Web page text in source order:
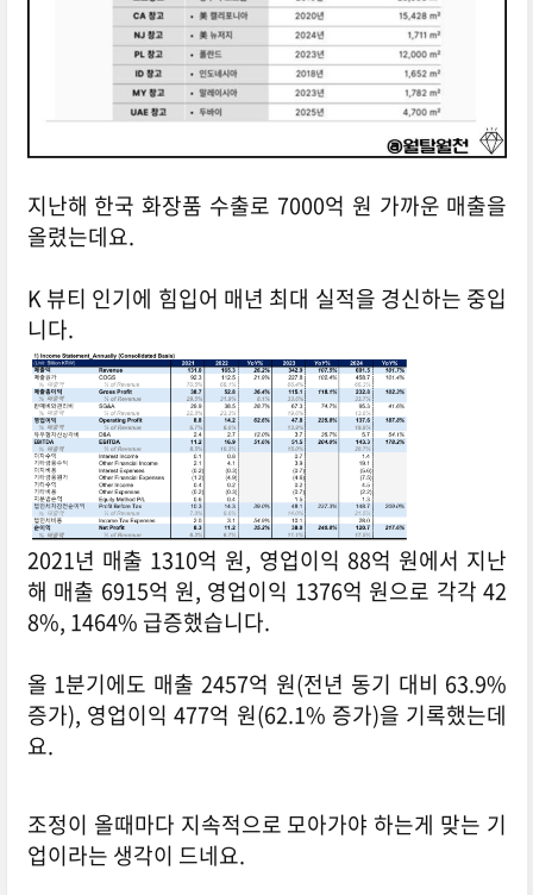
지난해 한국 화장품 수출로 7000억 원 가까운 매출을
올렸는데요.
K 뷰티 인기에 힘입어 매년 최대 실적을 경신하는 중입
니다.
2021년 매출 1310억 원, 영업이익 88억 원에서 지난
해 매출 6915억 원, 영업이익 1376억 원으로 각각 42
8%, 1464% 급증했습니다.
올 1분기에도 매출 2457억 원(전년 동기 대비 63.9%
증가), 영업이익 477억 원(62.1% 증가)을 기록했는데
요.
조정이 올때마다 지속적으로 모아가야 하는게 맞는 기
업이라는 생각이 드네요.